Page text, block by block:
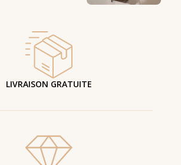
LIVRAISON GRATUITE